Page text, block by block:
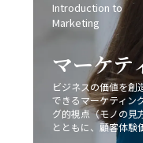
たリスクが伴います
他社との差別化、コ
自社の強みを最大
た、デジタル技術や
従来の戦略だけで
られています。 今後のビジネスシーンは、一層熾烈な競争
と急速な市場変化が
い方においても、常
要です。成功事例
一歩一歩着実に、自
です。皆さんが今後
決し、自己成長を
ています。この取
た人生への道を切
う。
Introduction to
Marketing
マーケテ
ビジネスの価値を創
できるマーケティン
グ的視点（モノの見
とともに、顧客体験